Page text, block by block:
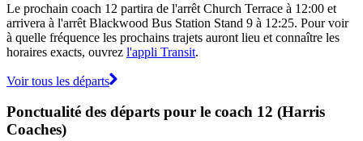
Le prochain coach 12 partira de l'arrêt Church Terrace à 12:00 et
arrivera à l'arrêt Blackwood Bus Station Stand 9 à 12:25. Pour voir
à quelle fréquence les prochains trajets auront lieu et connaître les
horaires exacts, ouvrez l'appli Transit.
Voir tous les départs
Ponctualité des départs pour le coach 12 (Harris
Coaches)